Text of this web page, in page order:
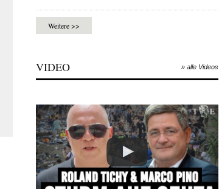
Weitere >>
VIDEO » alle Videos